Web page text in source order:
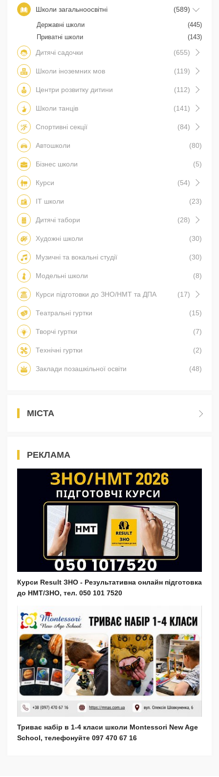
Школи загальноосвітні (589)
Державні школи
(445)
Приватні школи
(143)
Дитячі садочки (655)
Школи іноземних мов (119)
Центри розвитку дитини (112)
Школи танців (141)
Спортивні секції (84)
Автошколи (80)
Бізнес школи (5)
Курси (54)
IT школи (23)
Дитячі табори (28)
Художні школи (30)
Музичні та вокальні студії (30)
Модельні школи (8)
Курси підготовки до ЗНО/НМТ та ДПА (17)
Театральні гуртки (15)
Творчі гуртки (7)
Технічні гуртки (2)
Заклади позашкільної освіти (48)
МІСТА
РЕКЛАМА
Курси Result ЗНО - Результативна онлайн підготовка
до НМТ/ЗНО, тел. 050 101 7520
Триває набір в 1-4 класи школи Montessori New Age
School, телефонуйте 097 470 67 16